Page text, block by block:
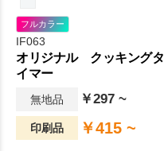
フルカラー
IF063
オリジナル クッキングタ
イマー
無地品 ￥297 ~
印刷品 ￥415 ~